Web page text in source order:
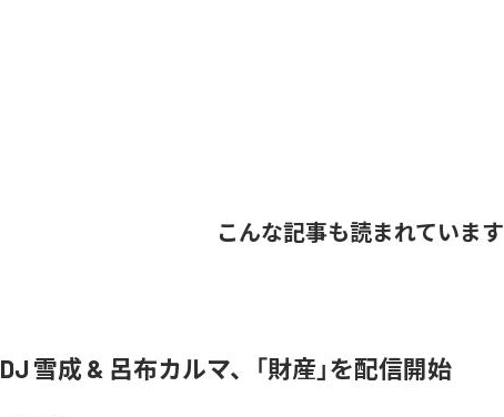
こんな記事も読まれています
DJ 雪成 & 呂布カルマ、「財産」を配信開始